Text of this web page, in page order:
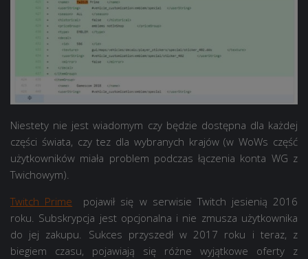
Niestety nie jest wiadomym czy będzie dostępna dla każdej
części świata, czy tez dla wybranych krajów (w WoWs część
użytkowników miała problem podczas łączenia konta WG z
Twichowym).
Twitch Prime pojawił się w serwisie Twitch jesienią 2016
roku. Subskrypcja jest opcjonalna i nie zmusza użytkownika
do jej zakupu. Sukces przyszedł w 2017 roku i teraz, z
biegiem czasu, pojawiają się różne wyjątkowe oferty z